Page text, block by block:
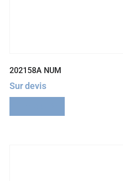
202158A NUM
Sur devis